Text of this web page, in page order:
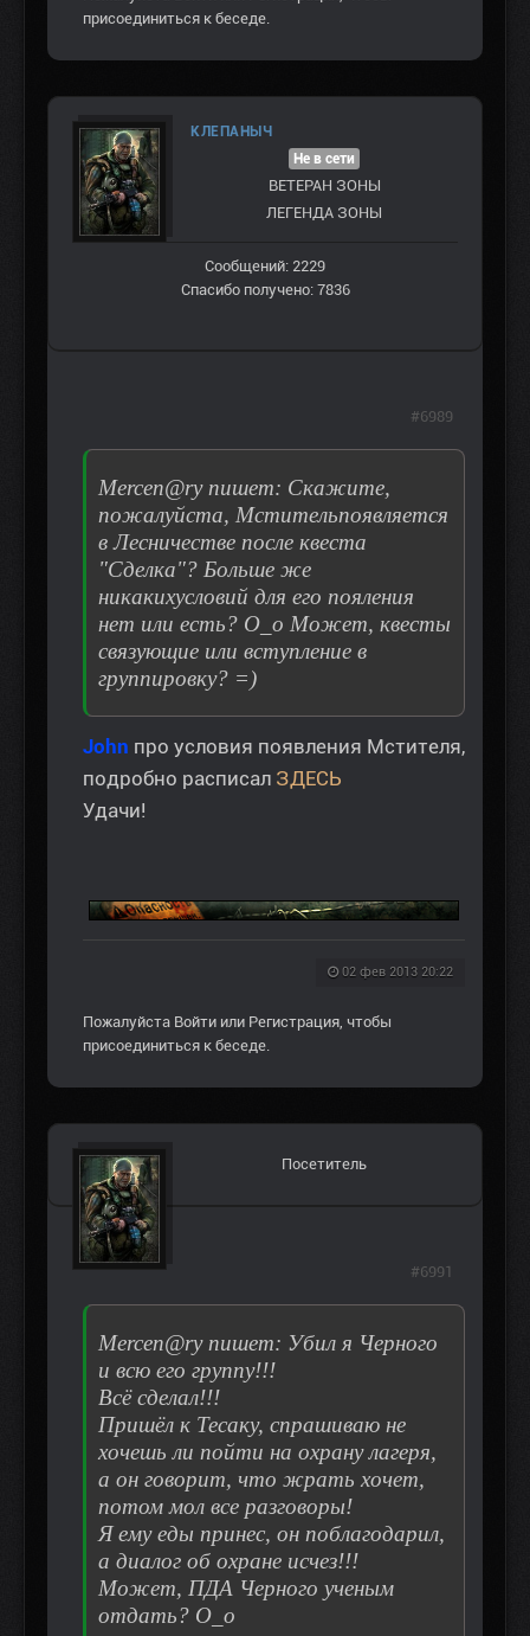
присоединиться к беседе.
КЛЕПАНЫЧ
Не в сети
ВЕТЕРАН ЗOНЫ
ЛЕГЕНДА ЗОНЫ
Сообщений: 2229
Спасибо получено: 7836
Mercen@ry пишет: Скажите,
пожалуйста, Мстительпоявляется
в Лесничестве после квеста
"Сделка"? Больше же
никакихусловий для его пояления
нет или есть? О_о Может, квесты
связующие или вступление в
группировку? =)
John про условия появления Мстителя,
подробно расписал ЗДЕСЬ
Удачи!
02 фев 2013 20:22
#6989
Пожалуйста Войти или Регистрация, чтобы
присоединиться к беседе.
Посетитель
Mercen@ry пишет: Убил я Черного
и всю его группу!!!
Всё сделал!!!
Пришёл к Тесаку, спрашиваю не
хочешь ли пойти на охрану лагеря,
а он говорит, что жрать хочет,
потом мол все разговоры!
Я ему еды принес, он поблагодарил,
а диалог об охране исчез!!!
Может, ПДА Черного ученым
отдать? О_о
#6991